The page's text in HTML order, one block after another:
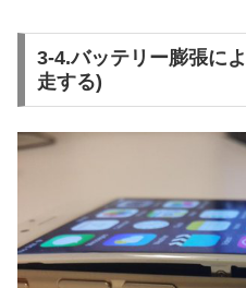
3-4.バッテリー膨張に
走する)